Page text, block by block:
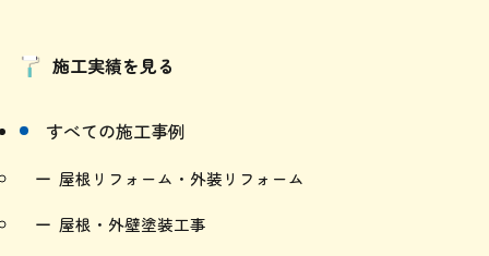
施工実績を見る
すべての施工事例
屋根リフォーム・外装リフォーム
屋根・外壁塗装工事